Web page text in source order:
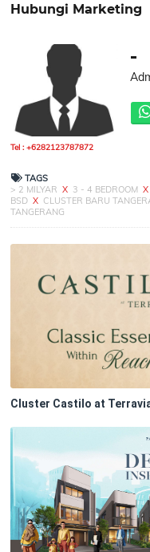
Hubungi Marketing
Tel : +6282123787872
-
TAGS
> 2 MILYAR X 3 - 4 BEDROOM X
BSD X CLUSTER BARU
TANGERANG
Cluster Castilo at